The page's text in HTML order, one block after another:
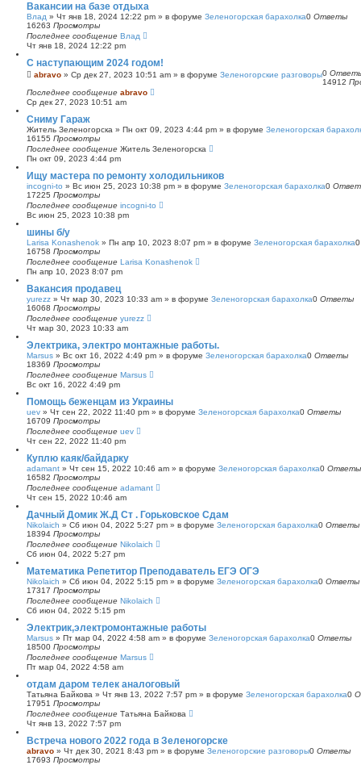
Вакансии на базе отдыха
Влад » Чт янв 18, 2024 12:22 pm » в форуме Зеленогорская барахолка0 Ответы
16263 Просмотры
Последнее сообщение Влад
Чт янв 18, 2024 12:22 pm
С наступающим 2024 годом!
abravo » Ср дек 27, 2023 10:51 am » в форуме Зеленогорские разговоры0
14912
Последнее сообщение abravo
Ср дек 27, 2023 10:51 am
Сниму Гараж
Житель Зеленогорска » Пн окт 09, 2023 4:44 pm » в форуме Зеленогорская
16155 Просмотры
Последнее сообщение Житель Зеленогорска
Пн окт 09, 2023 4:44 pm
Ищу мастера по ремонту холодильников
incogni-to » Вс июн 25, 2023 10:38 pm » в форуме Зеленогорская барахолка0
17225 Просмотры
Последнее сообщение incogni-to
Вс июн 25, 2023 10:38 pm
шины б/у
Larisa Konashenok » Пн апр 10, 2023 8:07 pm » в форуме Зеленогорская барахолка
16758 Просмотры
Последнее сообщение Larisa Konashenok
Пн апр 10, 2023 8:07 pm
Вакансия продавец
yurezz » Чт мар 30, 2023 10:33 am » в форуме Зеленогорская барахолка0 Ответы
16068 Просмотры
Последнее сообщение yurezz
Чт мар 30, 2023 10:33 am
Электрика, электро монтажные работы.
Marsus » Вс окт 16, 2022 4:49 pm » в форуме Зеленогорская барахолка0 Ответы
18369 Просмотры
Последнее сообщение Marsus
Вс окт 16, 2022 4:49 pm
Помощь беженцам из Украины
uev » Чт сен 22, 2022 11:40 pm » в форуме Зеленогорская барахолка0 Ответы
16709 Просмотры
Последнее сообщение uev
Чт сен 22, 2022 11:40 pm
Куплю каяк/байдарку
adamant » Чт сен 15, 2022 10:46 am » в форуме Зеленогорская барахолка0 Ответы
16582 Просмотры
Последнее сообщение adamant
Чт сен 15, 2022 10:46 am
Дачный Домик Ж.Д Ст . Горьковское Сдам
Nikolaich » Сб июн 04, 2022 5:27 pm » в форуме Зеленогорская барахолка0 Ответы
18394 Просмотры
Последнее сообщение Nikolaich
Сб июн 04, 2022 5:27 pm
Математика Репетитор Преподаватель ЕГЭ ОГЭ
Nikolaich » Сб июн 04, 2022 5:15 pm » в форуме Зеленогорская барахолка0 Ответы
17317 Просмотры
Последнее сообщение Nikolaich
Сб июн 04, 2022 5:15 pm
Электрик,электромонтажные работы
Marsus » Пт мар 04, 2022 4:58 am » в форуме Зеленогорская барахолка0 Ответы
18500 Просмотры
Последнее сообщение Marsus
Пт мар 04, 2022 4:58 am
отдам даром телек аналоговый
Татьяна Байкова » Чт янв 13, 2022 7:57 pm » в форуме Зеленогорская барахолка0
17951 Просмотры
Последнее сообщение Татьяна Байкова
Чт янв 13, 2022 7:57 pm
Встреча нового 2022 года в Зеленогорске
abravo » Чт дек 30, 2021 8:43 pm » в форуме Зеленогорские разговоры0 Ответы
17693 Просмотры